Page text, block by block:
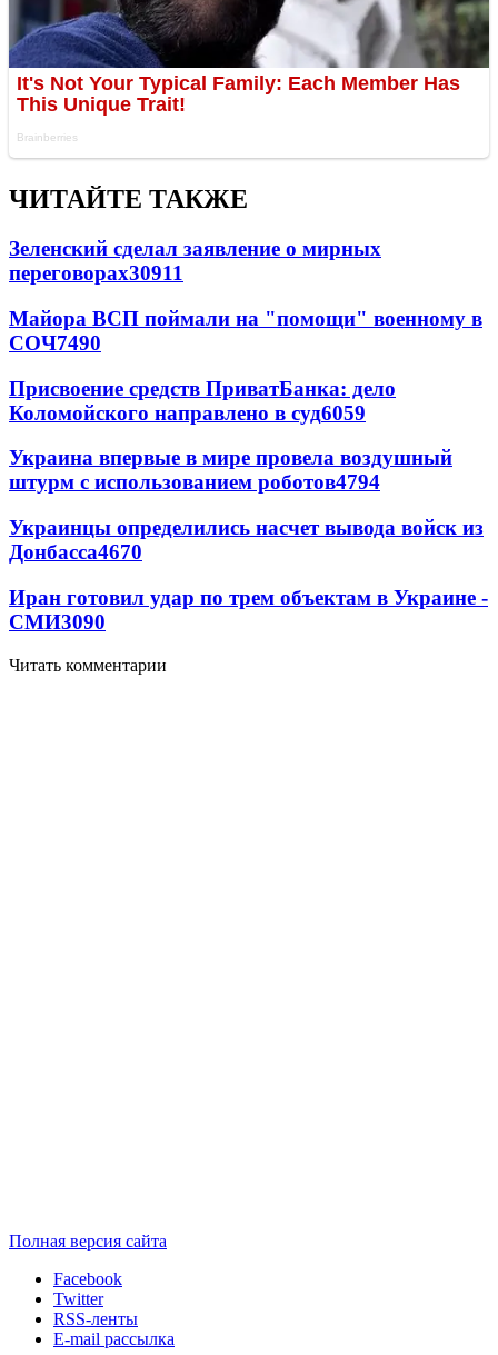
ЧИТАЙТЕ ТАКЖЕ
Зеленский сделал заявление о мирных
переговорах30911
Майора ВСП поймали на "помощи" военному в
СОЧ7490
Присвоение средств ПриватБанка: дело
Коломойского направлено в суд6059
Украина впервые в мире провела воздушный
штурм с использованием роботов4794
Украинцы определились насчет вывода войск из
Донбасса4670
Иран готовил удар по трем объектам в Украине -
СМИ3090
Читать комментарии
Полная версия сайта
Facebook
Twitter
RSS-ленты
E-mail рассылка